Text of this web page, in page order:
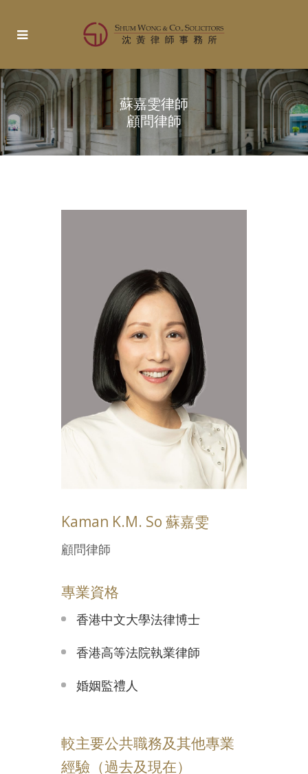
Kaman K.M. So 蘇嘉雯
顧問律師
專業資格
香港中文大學法律博士
香港高等法院執業律師
婚姻監禮人
較主要公共職務及其他專業
經驗（過去及現在）